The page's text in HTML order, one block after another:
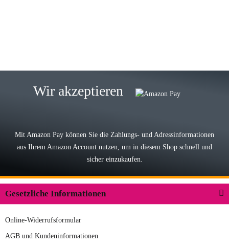
Lieferung, man kann bedenkenlos
Der Koffer macht einen sehr soliden
Wir akzeptieren
Mit Amazon Pay können Sie die Zahlungs- und Adressinformationen
aus Ihrem Amazon Account nutzen, um in diesem Shop schnell und
sicher einzukaufen.
Gesetzliche Informationen
Online-Widerrufsformular
AGB und Kundeninformationen